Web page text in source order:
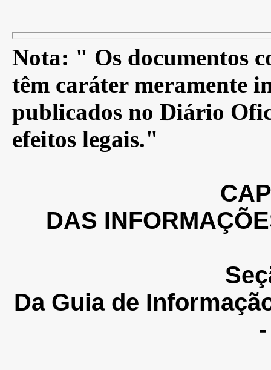
Nota: " Os documentos
têm caráter meramente
publicados no Diário
efeitos legais."
DAS
Da Guia de